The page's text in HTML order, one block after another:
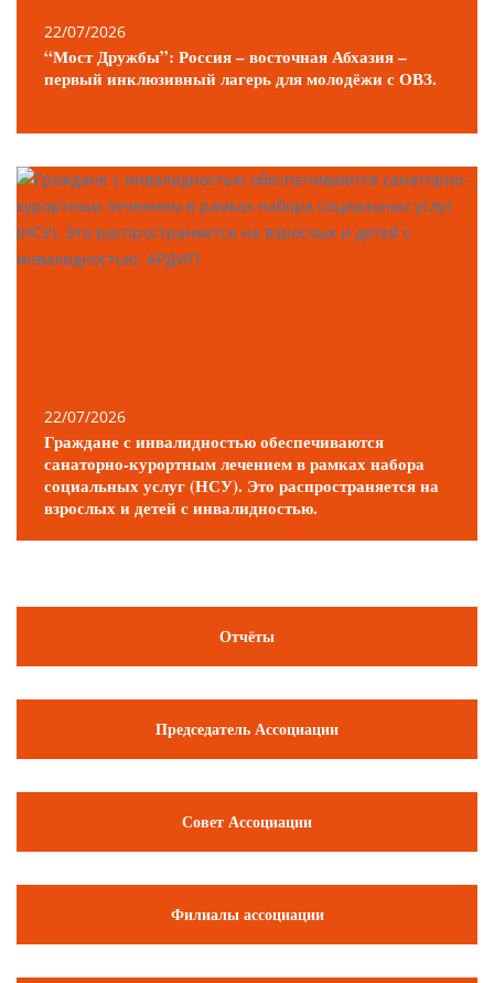
22/07/2026
“Мост Дружбы”: Россия – восточная Абхазия –
первый инклюзивный лагерь для молодёжи с ОВЗ.
22/07/2026
Граждане с инвалидностью обеспечиваются
санаторно-курортным лечением в рамках набора
социальных услуг (НСУ). Это распространяется на
взрослых и детей с инвалидностью.
Отчёты
Председатель Ассоциации
Совет Ассоциации
Филиалы ассоциации